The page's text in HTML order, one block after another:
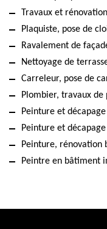
Travaux et
Plaquiste, pose de
Ravalement de
Nettoyage de
Carreleur, pose de
Plombier, travaux
Peinture et
Peinture et
Peinture, rénovation
Peintre en bâtiment